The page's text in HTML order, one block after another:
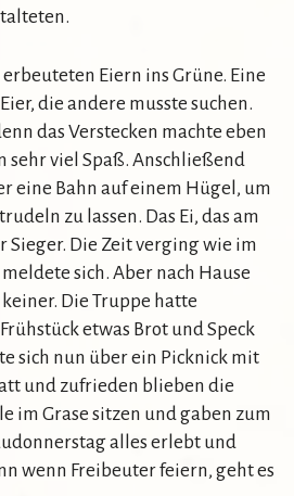
Eiern ins Grüne. Eine
die andere musste suchen.
das Verstecken machte eben
sehr viel Spaß. Anschließend
eine Bahn auf einem Hügel, um
zu lassen. Das Ei, das am
Die Zeit verging wie im
sich. Aber nach Hause
Die Truppe hatte
etwas Brot und Speck
sich nun über ein Picknick mit
und zufrieden blieben die
im Grase sitzen und gaben zum
alles erlebt und
wenn Freibeuter feiern, geht es